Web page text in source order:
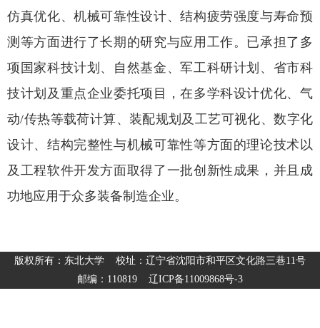
仿真优化、机械可靠性设计、结构疲劳强度与寿命预
测等方面进行了长期的研究与应用工作。已承担了多
项国家科技计划、自然基金、军工科研计划、省市科
技计划及重点企业委托项目，在多学科设计优化、气
动/传热等载荷计算、装配规划及工艺可视化、数字化
设计、结构完整性与机械可靠性等方面的理论技术以
及工程软件开发方面取得了一批创新性成果，并且成
功地应用于众多装备制造企业。
版权所有：东北大学 校址：辽宁省沈阳市和平区文化路三巷11号
邮编：110819 辽ICP备11009868号-3